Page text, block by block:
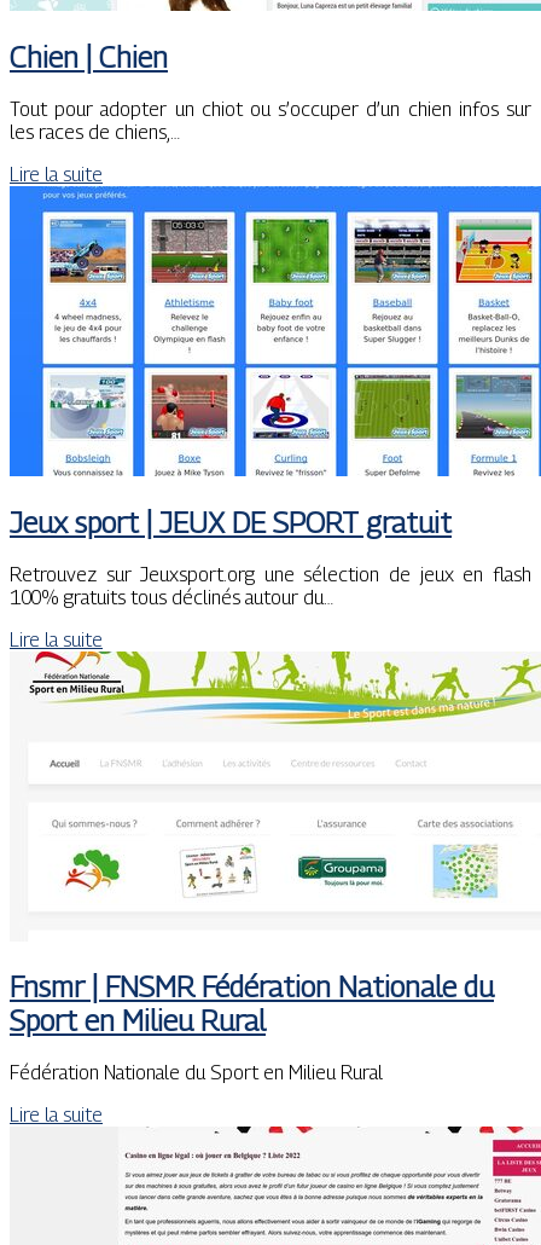
Chien | Chien
Tout pour adopter un chiot ou s’occuper d’un chien infos sur
les races de chiens,…
Lire la suite
Jeux sport | JEUX DE SPORT gratuit
Retrouvez sur Jeuxsport.org une sélection de jeux en flash
100% gratuits tous déclinés autour du…
Lire la suite
Fnsmr | FNSMR Fédération Nationale du
Sport en Milieu Rural
Fédération Nationale du Sport en Milieu Rural
Lire la suite